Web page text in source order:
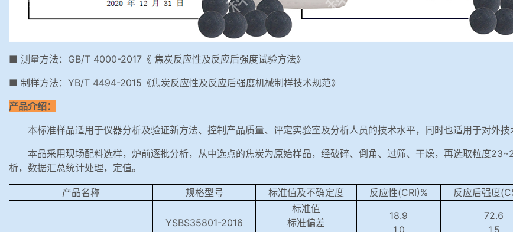
■ 测量方法：GB/T 4000-2017《 焦炭反应性及反应后强度试验方法》
■ 制样方法：YB/T 4494-2015《焦炭反应性及反应后强度机械制样技术规范》
产品介绍：
本标准样品适用于仪器分析及验证新方法、控制产品质量、评定实验室及分析人员的技术水平，同时也适用于对外技
本品采用现场配料选样，炉前逐批分析，从中选点的焦炭为原始样品，经破碎、倒角、过筛、干燥，再选取粒度
析，数据汇总统计处理，定值。
产品名称 规格型号 标准值及不确定度 反应性(CRI)% 反应后强度
YSBS35801-2016
标准值
标准偏差
18.9
1.0
72.6
1.5